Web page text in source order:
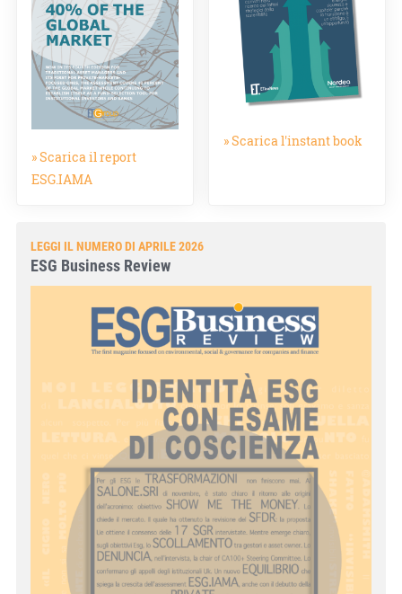
» Scarica il report
ESG.IAMA
» Scarica l'instant book
LEGGI IL NUMERO DI APRILE 2026
ESG Business Review